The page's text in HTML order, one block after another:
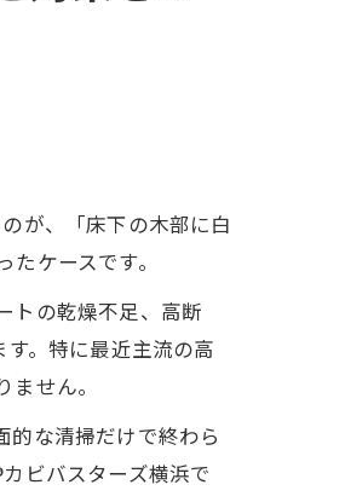
が、「床下の木部に白
ケースです。
トの乾燥不足、高断
。特に最近主流の高
せん。
な清掃だけで終わら
ビバスターズ横浜で